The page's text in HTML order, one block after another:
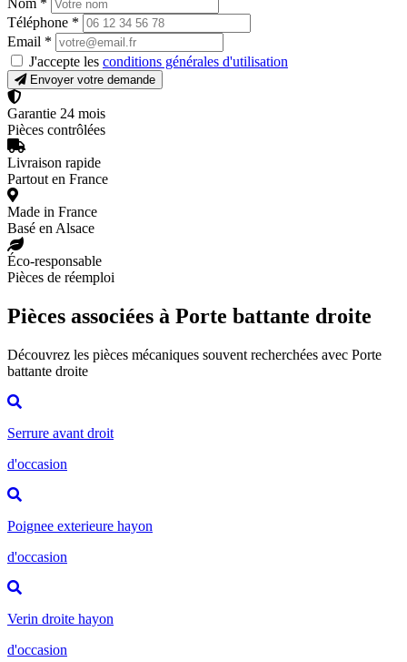
Nom *
Téléphone *
Email *
J'accepte les conditions générales d'utilisation
Envoyer votre demande
Garantie 24 mois
Pièces contrôlées
Livraison rapide
Partout en France
Made in France
Basé en Alsace
Éco-responsable
Pièces de réemploi
Pièces associées à Porte battante droite
Découvrez les pièces mécaniques souvent recherchées avec Porte
battante droite
Serrure avant droit
d'occasion
Poignee exterieure hayon
d'occasion
Verin droite hayon
d'occasion